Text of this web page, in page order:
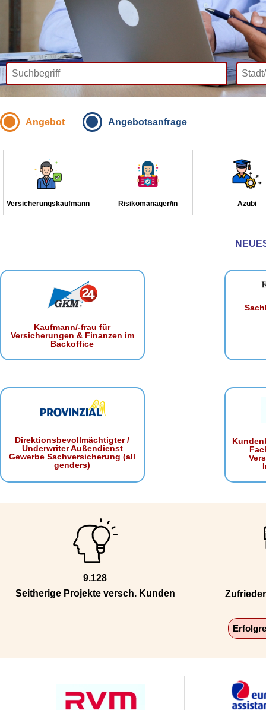
Angebot Angebotsanfrage
Versicherungskaufmann Risikomanager/in Azubi
Kaufmann/-frau für
Versicherungen & Finanzen im
Backoffice
Direktionsbevollmächtigter /
Underwriter Außendienst
Gewerbe Sachversicherung (all
genders)
9.128
Seitherige Projekte versch. Kunden